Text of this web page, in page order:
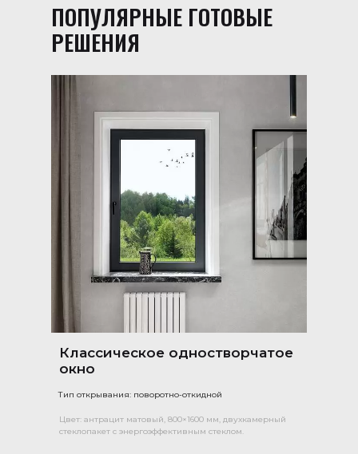
Классическое одностворчатое
окно
Тип открывания: поворотно-откидной
Цвет: антрацит матовый, 800×1600 мм, двухкамерный
стеклопакет с энергоэффективным стеклом.
ПОПУЛЯРНЫЕ ГОТОВЫЕ
РЕШЕНИЯ